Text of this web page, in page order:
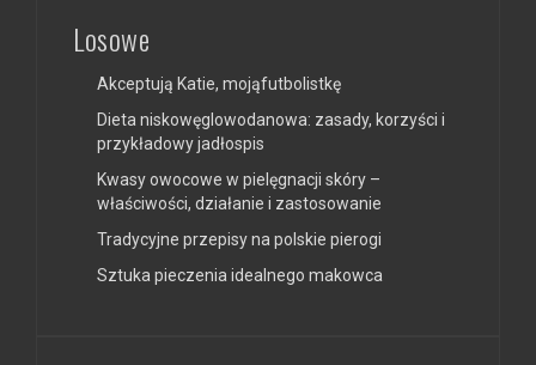
Losowe
Akceptują Katie, mojąfutbolistkę
Dieta niskowęglowodanowa: zasady, korzyści i
przykładowy jadłospis
Kwasy owocowe w pielęgnacji skóry –
właściwości, działanie i zastosowanie
Tradycyjne przepisy na polskie pierogi
Sztuka pieczenia idealnego makowca